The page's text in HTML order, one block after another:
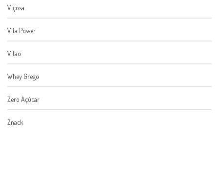
Viçosa
Vita Power
Vitao
Whey Grego
Zero Açúcar
Znack